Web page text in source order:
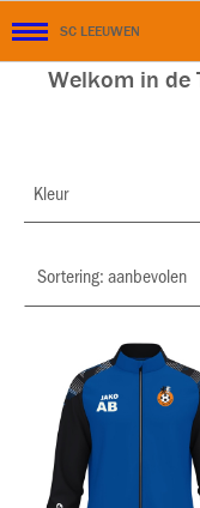
SC LEEUWEN
Welkom in de
Kleur